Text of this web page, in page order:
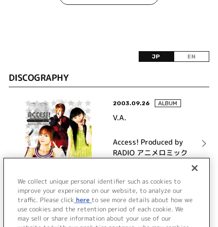
JP EN
DISCOGRAPHY
2003.09.26 ALBUM
V.A.
Access! Produced by
RADIO アニメロミック
詳細を見る
VIEW MORE
We collect unique personal identifier such as cookies to
improve your experience on our website, to analyze our
traffic. Please click here to see more details about how we
use cookies and the retention period of each cookie. We
may sell or share information about your use of our